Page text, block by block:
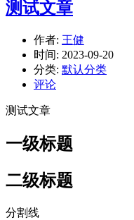
测试文章
作者: 王健
时间: 2023-09-20
分类: 默认分类
评论
测试文章
一级标题
二级标题
分割线